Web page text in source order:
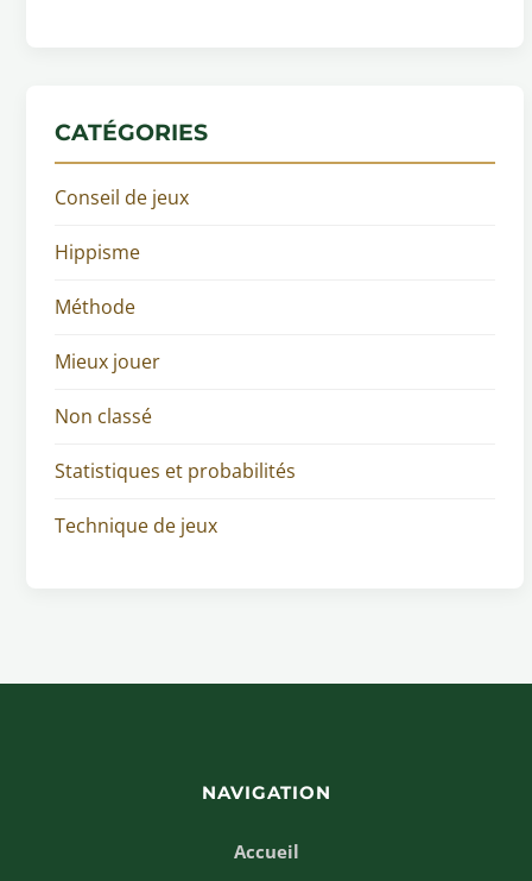
CATÉGORIES
Conseil de jeux
Hippisme
Méthode
Mieux jouer
Non classé
Statistiques et probabilités
Technique de jeux
NAVIGATION
Accueil